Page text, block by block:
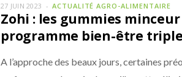
27 JUIN 2023 ACTUALITÉ AGRO-ALIMENTAIRE
Zohi : les gummies
programme bien-être
A l’approche des beaux jours, certaines